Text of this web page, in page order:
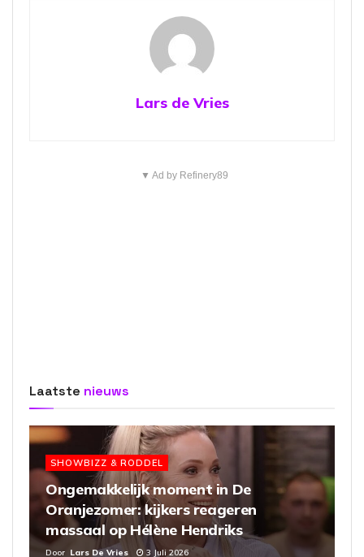
Lars de Vries
▼ Ad by Refinery89
Laatste nieuws
SHOWBIZZ & RODDEL
Ongemakkelijk moment in De
Oranjezomer: kijkers reageren
massaal op Hélène Hendriks
Door Lars De Vries 3 Juli 2026